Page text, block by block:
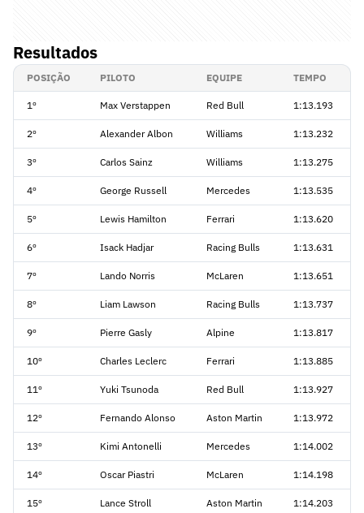
Resultados
POSIÇÃO PILOTO EQUIPE TEMPO
1º Max Verstappen Red Bull 1:13.193
2º Alexander Albon Williams 1:13.232
3º Carlos Sainz Williams 1:13.275
4º George Russell Mercedes 1:13.535
5º Lewis Hamilton Ferrari 1:13.620
6º Isack Hadjar Racing Bulls 1:13.631
7º Lando Norris McLaren 1:13.651
8º Liam Lawson Racing Bulls 1:13.737
9º Pierre Gasly Alpine 1:13.817
10º Charles Leclerc Ferrari 1:13.885
11º Yuki Tsunoda Red Bull 1:13.927
12º Fernando Alonso Aston Martin 1:13.972
13º Kimi Antonelli Mercedes 1:14.002
14º Oscar Piastri McLaren 1:14.198
15º Lance Stroll Aston Martin 1:14.203